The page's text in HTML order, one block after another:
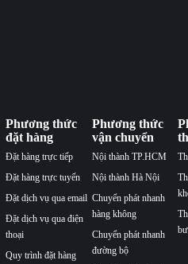
Phương thức
đặt hàng
Đặt hàng trực tiếp
Đặt hàng trực tuyến
Đặt dịch vụ qua email
Đặt dịch vụ qua điện
thoại
Quy trình đặt hàng
Phương thức
vận chuyển
Nội thành TP.HCM
Nội thành Hà Nội
Chuyển phát nhanh
hàng không
Chuyển phát nhanh
đường bộ